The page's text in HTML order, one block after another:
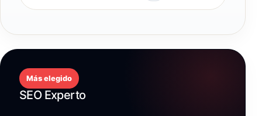
Más elegido
SEO Experto